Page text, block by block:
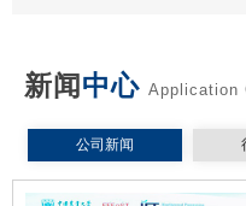
新闻中心 Application
公司新闻